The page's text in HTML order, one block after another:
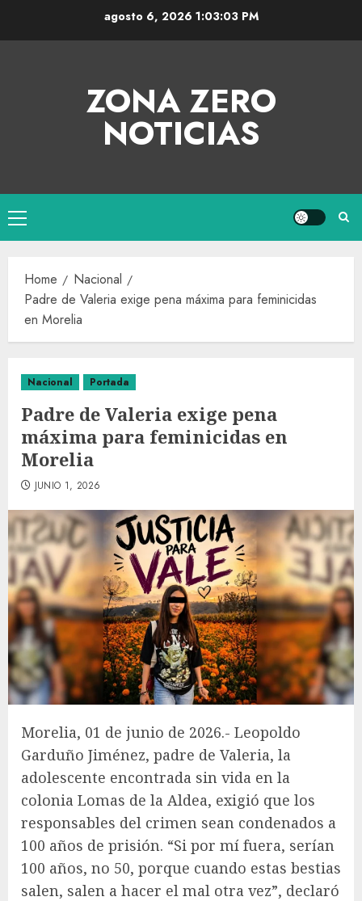
agosto 6, 2026 1:03:04 PM
ZONA ZERO
NOTICIAS
Home
Nacional
Padre de Valeria exige pena máxima para feminicidas
en Morelia
Nacional Portada
Padre de Valeria exige pena
máxima para feminicidas en
Morelia
JUNIO 1, 2026
Morelia, 01 de junio de 2026.- Leopoldo
Garduño Jiménez, padre de Valeria, la
adolescente encontrada sin vida en la
colonia Lomas de la Aldea, exigió que los
responsables del crimen sean condenados a
100 años de prisión. “Si por mí fuera, serían
100 años, no 50, porque cuando estas bestias
salen, salen a hacer el mal otra vez”, declaró